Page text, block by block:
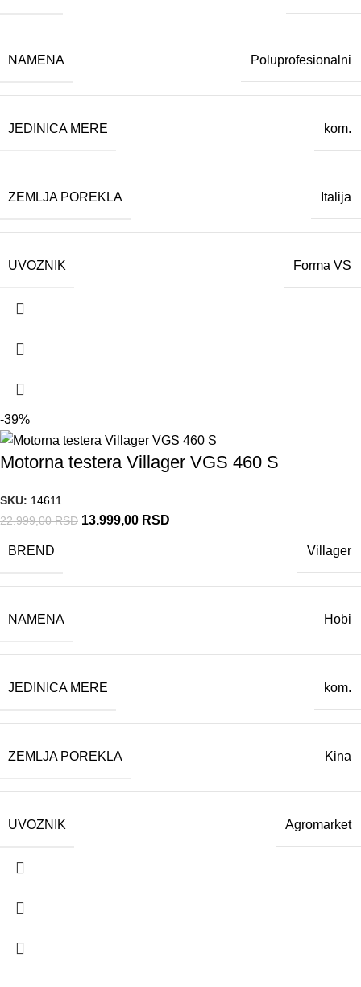
NAMENA Poluprofesionalni
JEDINICA MERE kom.
ZEMLJA POREKLA Italija
UVOZNIK Forma VS
-39%
Motorna testera Villager VGS 460 S
SKU: 14611
22.999,00RSD 13.999,00 RSD
BREND Villager
NAMENA Hobi
JEDINICA MERE kom.
ZEMLJA POREKLA Kina
UVOZNIK Agromarket